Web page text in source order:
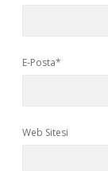
E-Posta*
Web Sitesi